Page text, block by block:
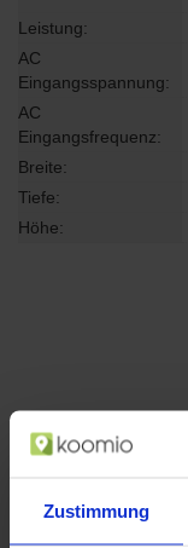
Zustimmung
Leistung:
AC
Eingangsspannung:
AC
Eingangsfrequenz:
Breite:
Tiefe:
Höhe: